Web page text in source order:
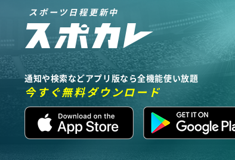
スポーツ日程更新中
通知や検索などアプリ版なら全機能使い放題
今すぐ無料ダウンロード